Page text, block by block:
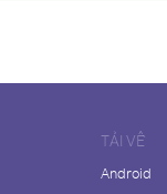
TẢI VỀ
Android